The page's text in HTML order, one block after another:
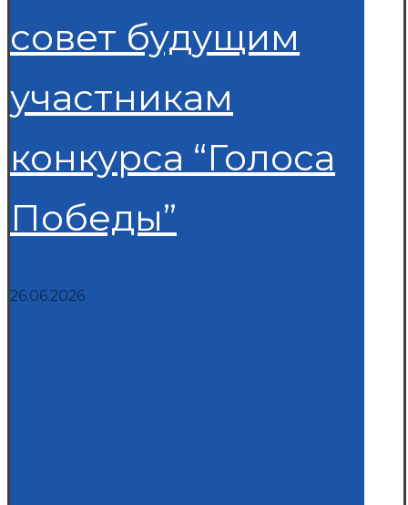
совет будущим
участникам
конкурса “Голоса
Победы”
26.06.2026